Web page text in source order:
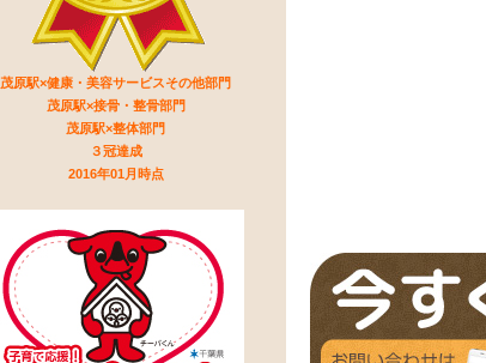
茂原駅×健康・美容サービスその他部門
茂原駅×接骨・整骨部門
茂原駅×整体部門
３冠達成
2016年01月時点